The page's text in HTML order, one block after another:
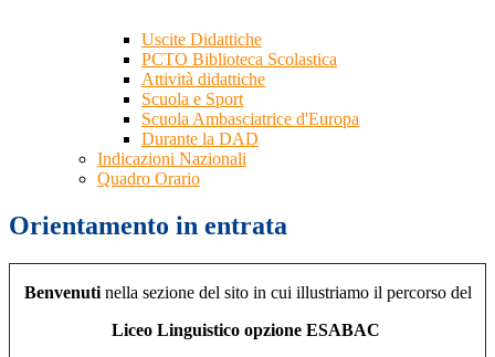
Uscite Didattiche
PCTO Biblioteca Scolastica
Attività didattiche
Scuola e Sport
Scuola Ambasciatrice d'Europa
Durante la DAD
Indicazioni Nazionali
Quadro Orario
Orientamento in entrata
Benvenuti nella sezione del sito in cui illustriamo il percorso del
Liceo Linguistico opzione ESABAC